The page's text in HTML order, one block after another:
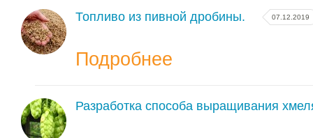
Топливо из пивной дробины. 07.12.2019
Подробнее
Разработка способа выращивания